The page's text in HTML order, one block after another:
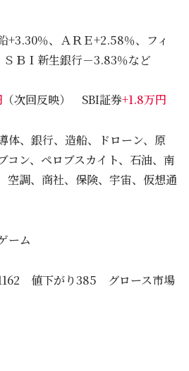
+3.30％、ＡＲＥ+2.58％、フィ
ＢＩ新生銀行－3.83％など
（次回反映） SBI証券+1.8万円
体、銀行、造船、ドローン、原
コン、ペロブスカイト、石油、南
空調、商社、保険、宇宙、仮想通
ーム
値下がり385 グロース市場